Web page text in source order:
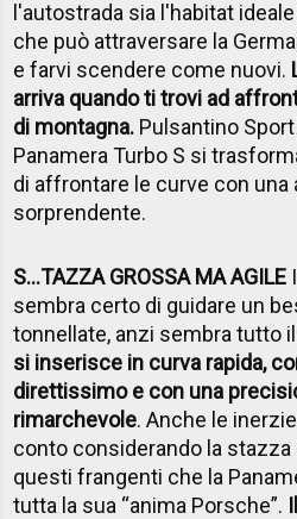
l'autostrada sia l'habitat
che può attraversare la
e farvi scendere come nuovi.
arriva quando ti trovi ad
di montagna. Pulsantino
Panamera Turbo S si
di affrontare le curve con una
sorprendente.
S...TAZZA GROSSA MA AGILE
sembra certo di guidare un
tonnellate, anzi sembra tutto
si inserisce in curva rapida,
direttissimo e con una
rimarchevole. Anche le
conto considerando la stazza
questi frangenti che la
tutta la sua “anima Porsche”.